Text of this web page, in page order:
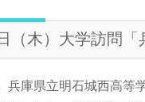
（木）大学訪問
兵庫県立明石城西高等